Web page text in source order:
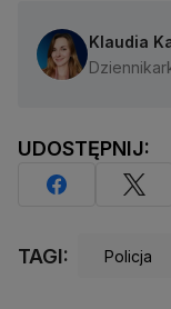
Klaudia
UDOSTĘPNIJ:
TAGI: Policja